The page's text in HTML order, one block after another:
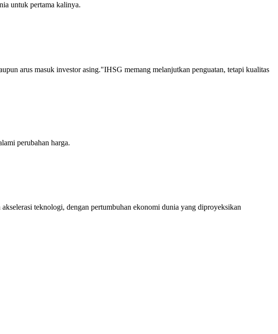
untuk pertama kalinya.
arus masuk investor asing."IHSG memang melanjutkan penguatan, tetapi kualitas
perubahan harga.
teknologi, dengan pertumbuhan ekonomi dunia yang diproyeksikan